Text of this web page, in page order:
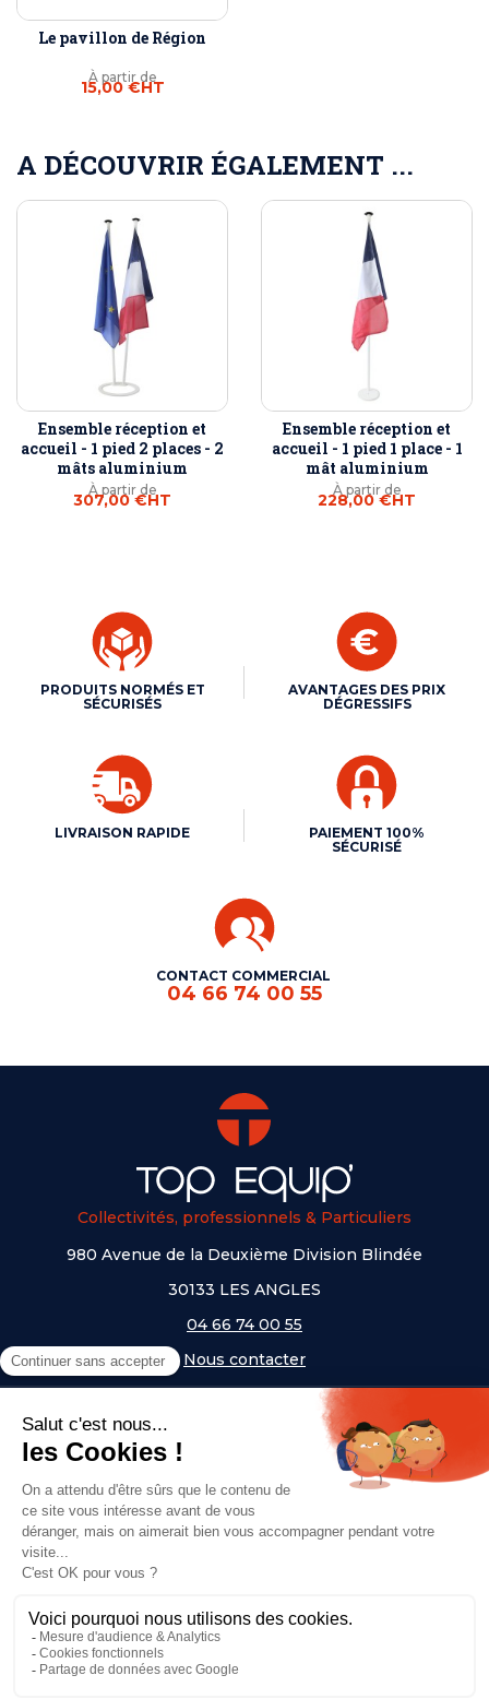
Le pavillon de Région
À partir de
15,00 €HT
A DÉCOUVRIR ÉGALEMENT ...
Ensemble réception et
accueil - 1 pied 2 places - 2
mâts aluminium
À partir de
307,00 €HT
Ensemble réception et
accueil - 1 pied 1 place - 1
mât aluminium
À partir de
228,00 €HT
PRODUITS NORMÉS ET
SÉCURISÉS
AVANTAGES DES PRIX
DÉGRESSIFS
LIVRAISON RAPIDE
PAIEMENT 100%
SÉCURISÉ
CONTACT COMMERCIAL
04 66 74 00 55
Collectivités, professionnels & Particuliers
980 Avenue de la Deuxième Division Blindée
30133 LES ANGLES
04 66 74 00 55
Nous contacter
NOS UNIVERS
- Serem
- Lifetime
- Mottez
- JAD Groupe